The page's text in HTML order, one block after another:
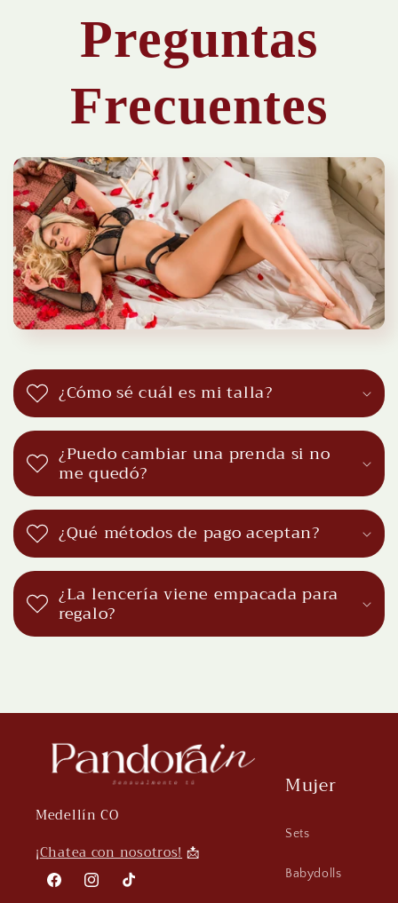
Preguntas
Frecuentes
¿Cómo sé cuál es mi talla?
¿Puedo cambiar una prenda si no
me quedó?
¿Qué métodos de pago aceptan?
¿La lencería viene empacada para
regalo?
Medellín CO
¡Chatea con nosotros!📩
FacebookInstagramTikTok
Mujer
Sets
Babydolls